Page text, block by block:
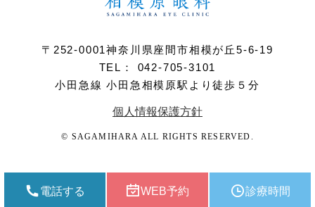
〒252-0001神奈川県座間市相模が丘5-6-19
TEL： 042-705-3101
小田急線 小田急相模原駅より徒歩５分
個人情報保護方針
© SAGAMIHARA ALL RIGHTS RESERVED.
電話する WEB予約 診療時間